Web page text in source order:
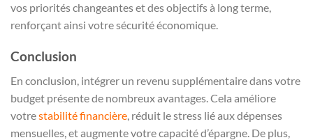
vos priorités changeantes et des objectifs à long terme,
renforçant ainsi votre sécurité économique.
Conclusion
En conclusion, intégrer un revenu supplémentaire dans votre
budget présente de nombreux avantages. Cela améliore
votrestabilité financière , réduit le stress lié aux dépenses
mensuelles, et augmente votre capacité d’épargne. De plus,